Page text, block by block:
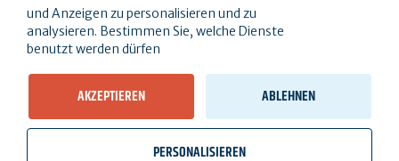
und Anzeigen zu personalisieren und zu
analysieren. Bestimmen Sie, welche Dienste
benutzt werden dürfen
AKZEPTIEREN ABLEHNEN
PERSONALISIEREN